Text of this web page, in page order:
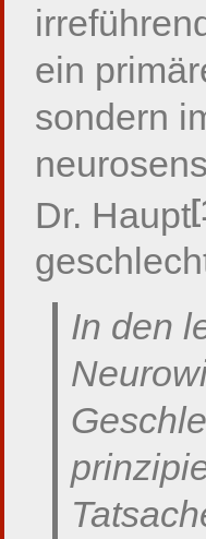
ein
sondern
Dr. Haupt
In den